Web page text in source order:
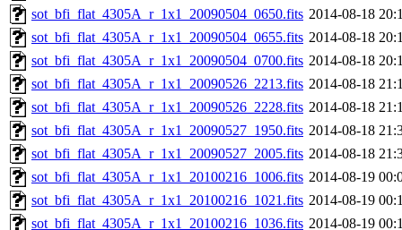
sot_bfi_flat_4305A_r_1x1_20090504_0650.fits 2014-08-18
sot_bfi_flat_4305A_r_1x1_20090504_0655.fits 2014-08-18
sot_bfi_flat_4305A_r_1x1_20090504_0700.fits 2014-08-18
sot_bfi_flat_4305A_r_1x1_20090526_2213.fits 2014-08-18
sot_bfi_flat_4305A_r_1x1_20090526_2228.fits 2014-08-18
sot_bfi_flat_4305A_r_1x1_20090527_1950.fits 2014-08-18
sot_bfi_flat_4305A_r_1x1_20090527_2005.fits 2014-08-18
sot_bfi_flat_4305A_r_1x1_20100216_1006.fits 2014-08-19
sot_bfi_flat_4305A_r_1x1_20100216_1021.fits 2014-08-19
sot_bfi_flat_4305A_r_1x1_20100216_1036.fits 2014-08-19